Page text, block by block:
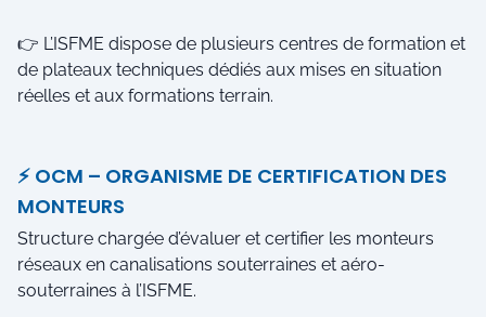
👉 L’ISFME dispose de plusieurs centres de formation et
de plateaux techniques dédiés aux mises en situation
réelles et aux formations terrain.
⚡ OCM – ORGANISME DE CERTIFICATION DES
MONTEURS
Structure chargée d’évaluer et certifier les monteurs
réseaux en canalisations souterraines et aéro-
souterraines à l’ISFME.